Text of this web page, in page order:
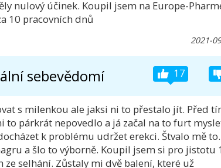
nulový účinek. Koupil jsem na Europe-
10 pracovních dnů
2021-
sebevědomí 17
s milenkou ale jaksi ni to přestalo jít. Před
to párkrát nepovedlo a já začal na to furt
k problému udržet erekci. Štvalo mě to.
a šlo to výborně. Koupil jsem si pro jistotu
selhání. Zůstaly mi dvě balení, které už